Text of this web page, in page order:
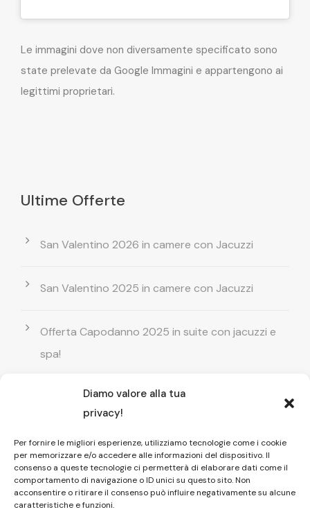
Diamo valore alla tua
privacy!
Per fornire le migliori esperienze, utilizziamo tecnologie come i cookie
per memorizzare e/o accedere alle informazioni del dispositivo. Il
consenso a queste tecnologie ci permetterà di elaborare dati come il
comportamento di navigazione o ID unici su questo sito. Non
acconsentire o ritirare il consenso può influire negativamente su alcune
caratteristiche e funzioni.
Le immagini dove non diversamente specificato sono
state prelevate da Google Immagini e appartengono ai
legittimi proprietari.
Ultime Offerte
San Valentino 2026 in camere con Jacuzzi
San Valentino 2025 in camere con Jacuzzi
Offerta Capodanno 2025 in suite con jacuzzi e
spa!
Offerta Natale in camera con vasca
idromassaggio ! Prenota il tuo relax esclusivo
Entrata GRATUITA in Piscina esterna! Il tuo relax
di coppia